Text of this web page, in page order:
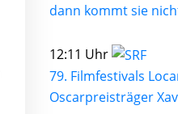
dann kommt sie
12:11 Uhr
79. Filmfestivals
Oscarpreisträger